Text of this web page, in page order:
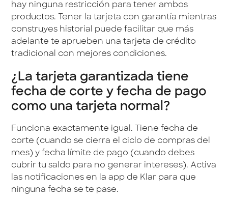
hay ninguna restricción para tener ambos
productos. Tener la tarjeta con garantía mientras
construyes historial puede facilitar que más
adelante te aprueben una tarjeta de crédito
tradicional con mejores condiciones.
¿La tarjeta garantizada tiene
fecha de corte y fecha de pago
como una tarjeta normal?
Funciona exactamente igual. Tiene fecha de
corte (cuando se cierra el ciclo de compras del
mes) y fecha límite de pago (cuando debes
cubrir tu saldo para no generar intereses). Activa
las notificaciones en la app de Klar para que
ninguna fecha se te pase.